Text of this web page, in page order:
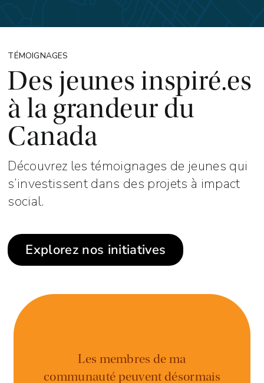
TÉMOIGNAGES
Des jeunes inspiré.es
à la grandeur du
Canada
Découvrez les témoignages de jeunes qui
s’investissent dans des projets à impact
social.
Explorez nos initiatives
Les membres de ma
communauté peuvent désormais